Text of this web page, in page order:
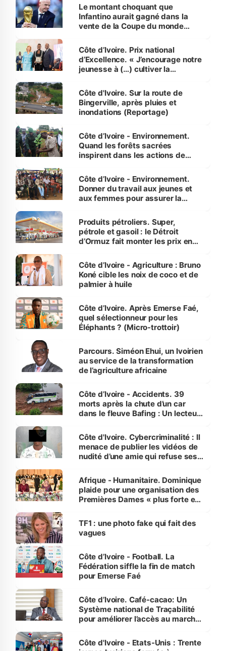
Le montant choquant que
Infantino aurait gagné dans la
vente de la Coupe du monde
Côte d’Ivoire. Prix national
d’Excellence. « J’encourage notre
jeunesse à (…) cultiver la
(Alassane Ouattara
Côte d'Ivoire. Sur la route de
Bingerville, après pluies et
inondations (Reportage)
Côte d’Ivoire - Environnement.
Quand les forêts sacrées
inspirent dans les actions de
Côte d’Ivoire - Environnement.
Donner du travail aux jeunes et
aux femmes pour assurer la
menacées
Produits pétroliers. Super,
pétrole et gasoil : le Détroit
d’Ormuz fait monter les prix en
Côte d’Ivoire - Agriculture : Bruno
Koné cible les noix de coco et de
palmier à huile
Côte d’Ivoire. Après Emerse Faé,
quel sélectionneur pour les
Éléphants ? (Micro-trottoir)
Parcours. Siméon Ehui, un Ivoirien
au service de la transformation
de l’agriculture africaine
Côte d’Ivoire - Accidents. 39
morts après la chute d’un car
dans le fleuve Bafing : Un lecteur
des Transports
Côte d'Ivoire. Cybercriminalité : Il
menace de publier les vidéos de
nudité d’une amie qui refuse ses
Afrique - Humanitaire. Dominique
plaide pour une organisation des
Premières Dames « plus forte et
sur la scène internationale »
TF1 : une photo fake qui fait des
vagues
Côte d’Ivoire - Football. La
Fédération siffle la fin de match
pour Emerse Faé
Côte d’Ivoire. Café-cacao: Un
Système national de Traçabilité
pour améliorer l’accès au marché
Côte d'Ivoire - Etats-Unis : Trente